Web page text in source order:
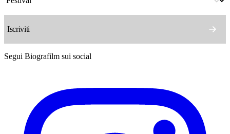
Segui Biografilm sui social